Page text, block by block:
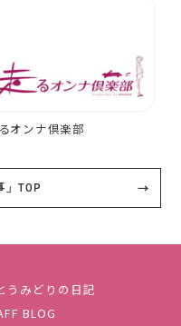
オンナ倶楽部
」TOP
うみどりの日記
BLOG